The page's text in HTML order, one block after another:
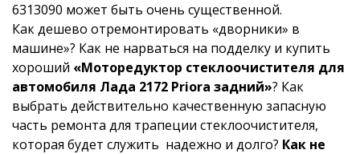
6313090 может быть очень существенной.
Как дешево отремонтировать «дворники» в
машине»? Как не нарваться на подделку и купить
хороший «Моторедуктор стеклоочистителя для
автомобиля Лада 2172 Priora задний»? Как
выбрать действительно качественную запасную
часть ремонта для трапеции стеклоочистителя,
которая будет служить надежно и долго? Как не